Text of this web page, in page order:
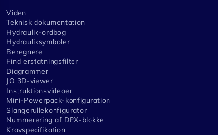
Viden
Teknisk dokumentation
Hydraulik-ordbog
Hydrauliksymboler
Beregnere
Find erstatningsfilter
Diagrammer
JO 3D-viewer
Instruktionsvideoer
Mini-Powerpack-konfiguration
Slangerullekonfigurator
Nummerering af DPX-blokke
Kravspecifikation